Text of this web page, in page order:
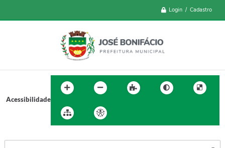
Login / Cadastro
Acessibilidade